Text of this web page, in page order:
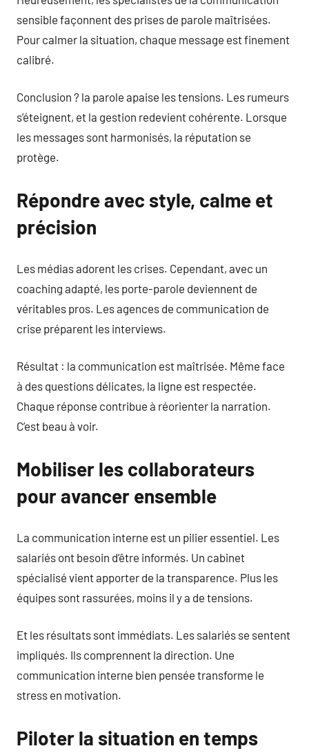
sensible façonnent des prises de parole maîtrisées.
Pour calmer la situation, chaque message est finement
calibré.
Conclusion ? la parole apaise les tensions. Les rumeurs
s’éteignent, et la gestion redevient cohérente. Lorsque
les messages sont harmonisés, la réputation se
protège.
Répondre avec style, calme et
précision
Les médias adorent les crises. Cependant, avec un
coaching adapté, les porte-parole deviennent de
véritables pros. Les agences de communication de
crise préparent les interviews.
Résultat : la communication est maîtrisée. Même face
à des questions délicates, la ligne est respectée.
Chaque réponse contribue à réorienter la narration.
C’est beau à voir.
Mobiliser les collaborateurs
pour avancer ensemble
La communication interne est un pilier essentiel. Les
salariés ont besoin d’être informés. Un cabinet
spécialisé vient apporter de la transparence. Plus les
équipes sont rassurées, moins il y a de tensions.
Et les résultats sont immédiats. Les salariés se sentent
impliqués. Ils comprennent la direction. Une
communication interne bien pensée transforme le
stress en motivation.
Piloter la situation en temps